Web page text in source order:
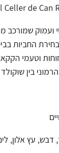
שמורכב
וטעמי
בין שוקולד
עץ אלון, לים